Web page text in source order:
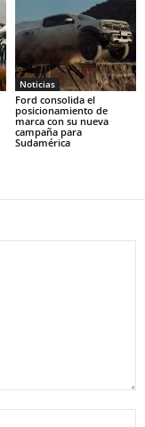
Noticias
Ford consolida el
posicionamiento de
marca con su nueva
campaña para
Sudamérica